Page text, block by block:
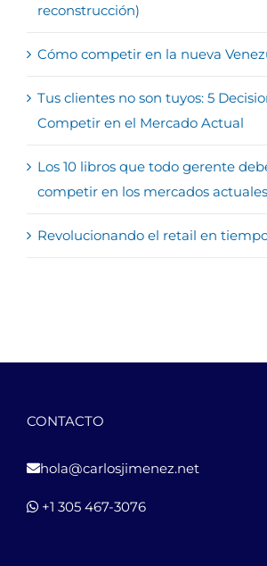
reconstrucción)
Cómo competir en la nueva
Tus clientes no son tuyos: 5
Competir en el Mercado Actual
Los 10 libros que todo gerente
competir en los mercados actuales
Revolucionando el retail en
CONTACTO
hola@carlosjimenez.net
+1 305 467-3076